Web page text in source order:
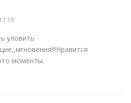
уловить
моменты.